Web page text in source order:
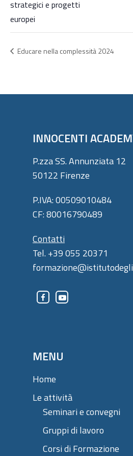
strategici e progetti
europei
Educare nella complessità 2024
INNOCENTI
P.zza SS. Annunziata 12
50122 Firenze
P.IVA: 00509010484
CF: 80016790489
Contatti
Tel. +39 055 20371
MENU
Home
Le attività
Seminari e convegni
Gruppi di lavoro
Corsi di Formazione